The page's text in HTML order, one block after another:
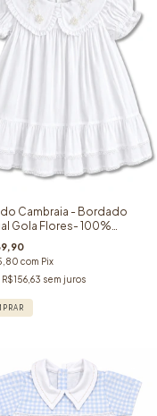
Cambraia - Bordado
Gola Flores- 100%
Branco
com Pix
R$156,63 sem juros